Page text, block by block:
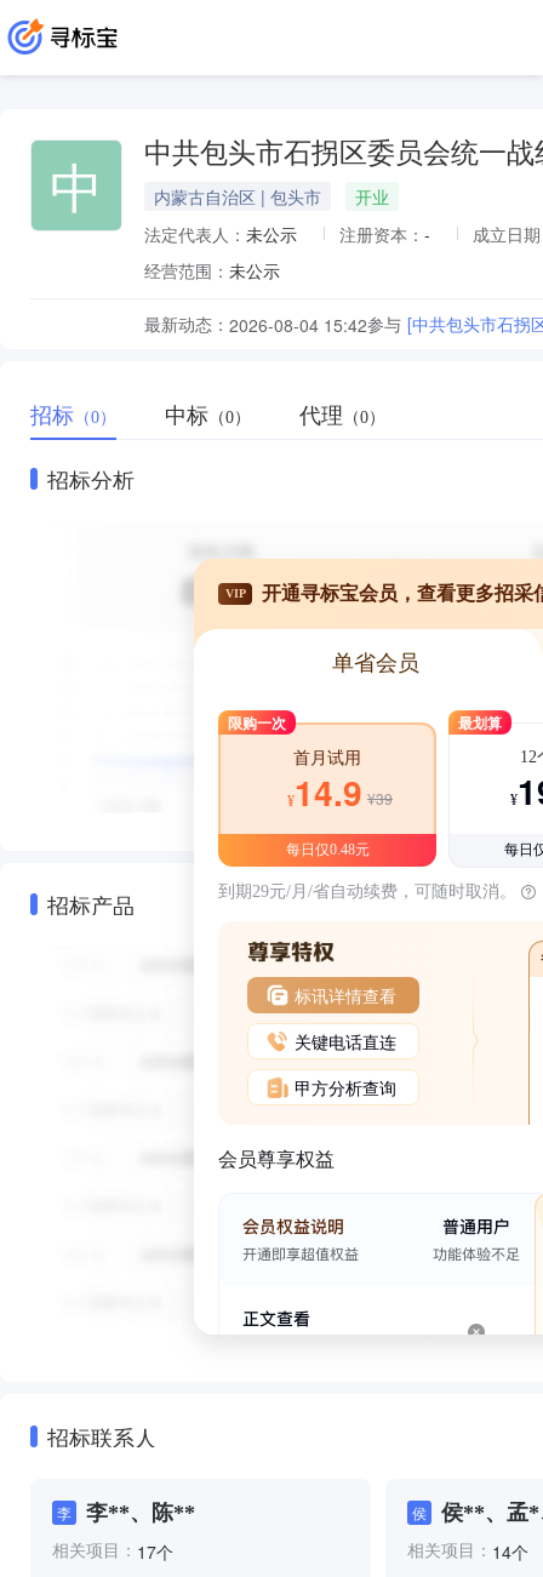
中 中共包头市石拐区委员会统一战
内蒙古自治区 | 包头市
开业
法定代表人： 未公示 注册资本： -
成立日
经营范围： 未公示
最新动态： 2026-08-04 15:42参与 [中共包头市石拐
招标 （0） 中标 （0） 代理 （0）
招标分析
招标产品
VIP 开通寻标宝会员，查看更多招采
单省会员
限购一次
首月试用
¥14.9 ¥39
每日仅0.48元
最划算
12
¥
每日
到期29元/月/省自动续费，可随时取消。
标讯详情查看
关键电话直连
甲方分析查询
会员尊享权益
招标联系人
李 李**、陈**
相关项目： 17个
侯 侯**、孟
相关项目： 14个